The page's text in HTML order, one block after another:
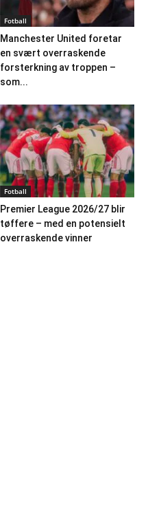
Fotball
Manchester United foretar
en svært overraskende
forsterkning av troppen –
som...
Fotball
Premier League 2026/27 blir
tøffere – med en potensielt
overraskende vinner